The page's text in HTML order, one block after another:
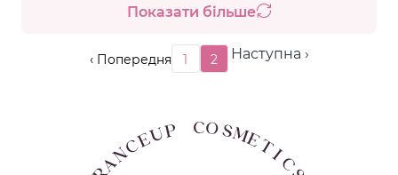
Показати більше
‹ Попередня 1 2 Наступна ›